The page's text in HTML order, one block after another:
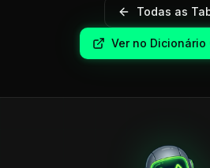
Todas as
Ver no Dicionário